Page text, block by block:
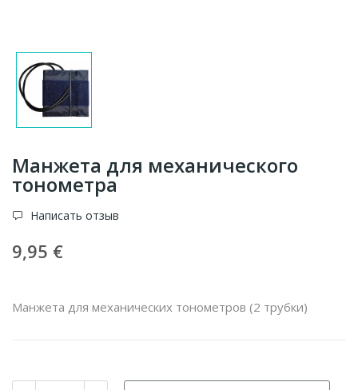
Манжета для механического
тонометра
Написать отзыв
9,95 €
Манжета для механических тонометров (2 трубки)